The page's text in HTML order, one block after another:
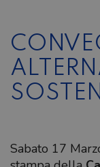
SCONTO
Sabato 17